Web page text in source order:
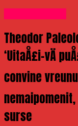
Theodor
‘UitaÅ£i-vÄ
convine
surse